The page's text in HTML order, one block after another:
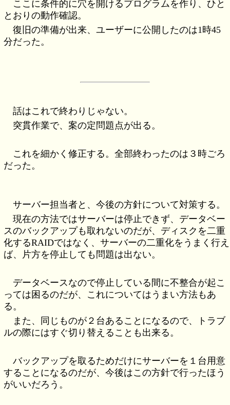
ここに条件的に穴を開けるプログラムを作り、ひと
とおりの動作確認。
復旧の準備が出来、ユーザーに公開したのは1時45
分だった。
話はこれで終わりじゃない。
突貫作業で、案の定問題点が出る。
これを細かく修正する。全部終わったのは３時ごろ
だった。
サーバー担当者と、今後の方針について対策する。
現在の方法ではサーバーは停止できず、データベー
スのバックアップも取れないのだが、ディスクを二重
化するRAIDではなく、サーバーの二重化をうまく行え
ば、片方を停止しても問題は出ない。
データベースなので停止している間に不整合が起こ
っては困るのだが、これについてはうまい方法もあ
る。
また、同じものが２台あることになるので、トラブ
ルの際にはすぐ切り替えることも出来る。
バックアップを取るためだけにサーバーを１台用意
することになるのだが、今後はこの方針で行ったほう
がいいだろう。